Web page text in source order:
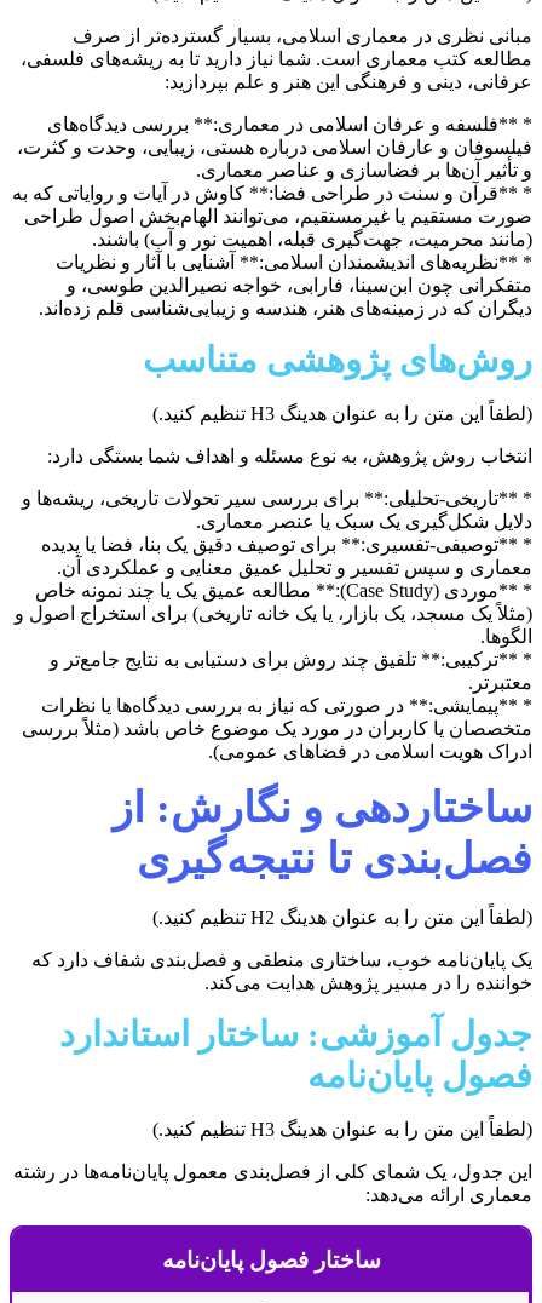
مبانی نظری در معماری اسلامی، بسیار گسترده‌تر از صرف
مطالعه کتب معماری است. شما نیاز دارید تا به ریشه‌های فلسفی،
عرفانی، دینی و فرهنگی این هنر و علم بپردازید:
* **فلسفه و عرفان اسلامی در معماری:** بررسی دیدگاه‌های
فیلسوفان و عارفان اسلامی درباره هستی، زیبایی، وحدت و کثرت،
و تأثیر آن‌ها بر فضاسازی و عناصر معماری.
* **قرآن و سنت در طراحی فضا:** کاوش در آیات و روایاتی که به
صورت مستقیم یا غیرمستقیم، می‌توانند الهام‌بخش اصول طراحی
(مانند محرمیت، جهت‌گیری قبله، اهمیت نور و آب) باشند.
* **نظریه‌های اندیشمندان اسلامی:** آشنایی با آثار و نظریات
متفکرانی چون ابن‌سینا، فارابی، خواجه نصیرالدین طوسی، و
دیگران که در زمینه‌های هنر، هندسه و زیبایی‌شناسی قلم زده‌اند.
روش‌های پژوهشی متناسب
(لطفاً این متن را به عنوان هدینگ H3 تنظیم کنید.)
انتخاب روش پژوهش، به نوع مسئله و اهداف شما بستگی دارد:
* **تاریخی-تحلیلی:** برای بررسی سیر تحولات تاریخی، ریشه‌ها و
دلایل شکل‌گیری یک سبک یا عنصر معماری.
* **توصیفی-تفسیری:** برای توصیف دقیق یک بنا، فضا یا پدیده
معماری و سپس تفسیر و تحلیل عمیق معنایی و عملکردی آن.
* **موردی (Case Study):** مطالعه عمیق یک یا چند نمونه خاص
(مثلاً یک مسجد، یک بازار، یا یک خانه تاریخی) برای استخراج اصول و
الگوها.
* **ترکیبی:** تلفیق چند روش برای دستیابی به نتایج جامع‌تر و
معتبرتر.
* **پیمایشی:** در صورتی که نیاز به بررسی دیدگاه‌ها یا نظرات
متخصصان یا کاربران در مورد یک موضوع خاص باشد (مثلاً بررسی
ادراک هویت اسلامی در فضاهای عمومی).
ساختاردهی و نگارش: از
فصل‌بندی تا نتیجه‌گیری
(لطفاً این متن را به عنوان هدینگ H2 تنظیم کنید.)
یک پایان‌نامه خوب، ساختاری منطقی و فصل‌بندی شفاف دارد که
خواننده را در مسیر پژوهش هدایت می‌کند.
جدول آموزشی: ساختار استاندارد
فصول پایان‌نامه
(لطفاً این متن را به عنوان هدینگ H3 تنظیم کنید.)
این جدول، یک شمای کلی از فصل‌بندی معمول پایان‌نامه‌ها در رشته
معماری ارائه می‌دهد:
ساختار فصول پایان‌نامه